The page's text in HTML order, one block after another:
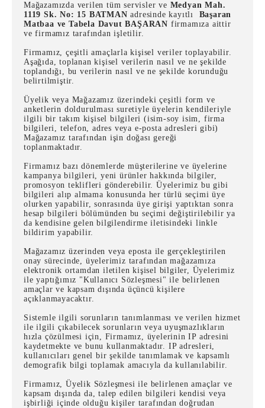
Mağazamızda verilen tüm servisler ve Medyan Mah.
1119 Sk. No: 15 BATMAN adresinde kayıtlı Başaran
Matbaa ve Tabela Davut BAŞARAN firmamıza aittir
ve firmamız tarafından işletilir.
Firmamız, çeşitli amaçlarla kişisel veriler toplayabilir.
Aşağıda, toplanan kişisel verilerin nasıl ve ne şekilde
toplandığı, bu verilerin nasıl ve ne şekilde korunduğu
belirtilmiştir.
Üyelik veya Mağazamız üzerindeki çeşitli form ve
anketlerin doldurulması suretiyle üyelerin kendileriyle
ilgili bir takım kişisel bilgileri (isim-soy isim, firma
bilgileri, telefon, adres veya e-posta adresleri gibi)
Mağazamız tarafından işin doğası gereği
toplanmaktadır.
Firmamız bazı dönemlerde müşterilerine ve üyelerine
kampanya bilgileri, yeni ürünler hakkında bilgiler,
promosyon teklifleri gönderebilir. Üyelerimiz bu gibi
bilgileri alıp almama konusunda her türlü seçimi üye
olurken yapabilir, sonrasında üye girişi yaptıktan sonra
hesap bilgileri bölümünden bu seçimi değiştirilebilir ya
da kendisine gelen bilgilendirme iletisindeki linkle
bildirim yapabilir.
Mağazamız üzerinden veya eposta ile gerçekleştirilen
onay sürecinde, üyelerimiz tarafından mağazamıza
elektronik ortamdan iletilen kişisel bilgiler, Üyelerimiz
ile yaptığımız "Kullanıcı Sözleşmesi" ile belirlenen
amaçlar ve kapsam dışında üçüncü kişilere
açıklanmayacaktır.
Sistemle ilgili sorunların tanımlanması ve verilen hizmet
ile ilgili çıkabilecek sorunların veya uyuşmazlıkların
hızla çözülmesi için, Firmamız, üyelerinin IP adresini
kaydetmekte ve bunu kullanmaktadır. IP adresleri,
kullanıcıları genel bir şekilde tanımlamak ve kapsamlı
demografik bilgi toplamak amacıyla da kullanılabilir.
Firmamız, Üyelik Sözleşmesi ile belirlenen amaçlar ve
kapsam dışında da, talep edilen bilgileri kendisi veya
işbirliği içinde olduğu kişiler tarafından doğrudan